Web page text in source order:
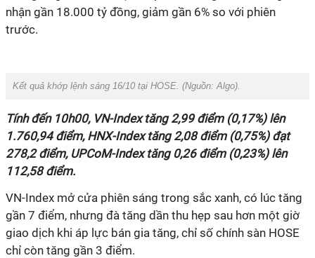
nhận gần 18.000 tỷ đồng, giảm gần 6% so với phiên
trước.
Kết quả khớp lệnh sáng 16/10 tại HOSE. (Nguồn:Algo).
Tính đến 10h00, VN-Index tăng 2,99 điểm (0,17%) lên
1.760,94 điểm, HNX-Index tăng 2,08 điểm (0,75%) đạt
278,2 điểm, UPCoM-Index tăng 0,26 điểm (0,23%) lên
112,58 điểm.
VN-Index mở cửa phiên sáng trong sắc xanh, có lúc tăng
gần 7 điểm, nhưng đà tăng dần thu hẹp sau hơn một giờ
giao dịch khi áp lực bán gia tăng, chỉ số chính sàn HOSE
chỉ còn tăng gần 3 điểm.